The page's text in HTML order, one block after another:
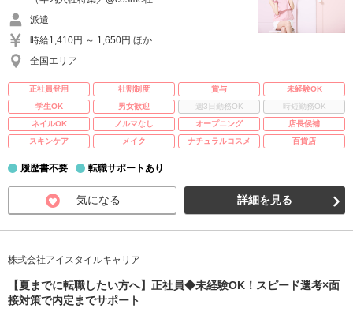
派遣
時給1,410円 ～ 1,650円 ほか
全国エリア
正社員登用 社割制度 賞与
未経験OK
学生OK
男女歓迎 週3日勤務OK
時短勤務OK
ネイルOK
ノルマなし オープニング
店長候補
スキンケア
メイク ナチュラルコスメ 百貨店
履歴書不要 転職サポートあり
気になる 詳細を見る
株式会社アイスタイルキャリア
【夏までに転職したい方へ】正社員◆未経験OK！スピード選考×面
接対策で内定までサポート